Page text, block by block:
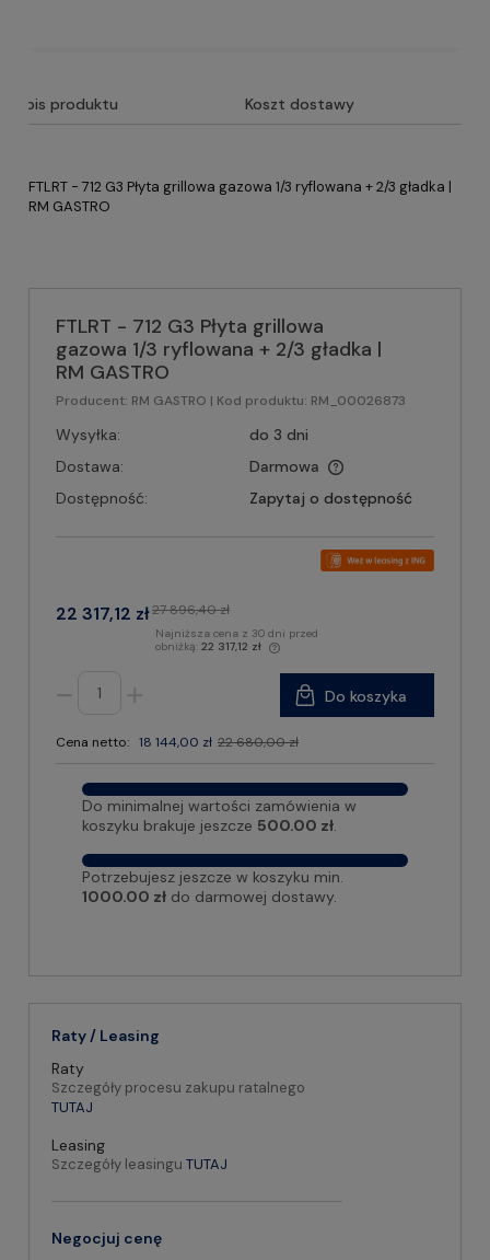
Opis produktu Koszt dostawy
FTLRT - 712 G3 Płyta grillowa gazowa 1/3 ryflowana + 2/3 gładka |
RM GASTRO
FTLRT - 712 G3 Płyta grillowa
gazowa 1/3 ryflowana + 2/3 gładka |
RM GASTRO
Producent: RM GASTRO | Kod produktu: RM_00026873
Wysyłka:
do 3 dni
Dostawa:
Darmowa
Dostępność:
Zapytaj o dostępność
22 317,12 zł27 896,40 zł
Najniższa cena z 30 dni przed
obniżką: 22 317,12 zł
Cena netto: 18 144,00 zł 22 680,00 zł
Do koszyka
Do minimalnej wartości zamówienia w
koszyku brakuje jeszcze 500.00 zł.
Potrzebujesz jeszcze w koszyku min.
1000.00 zł do darmowej dostawy.
Raty / Leasing
Raty
Szczegóły procesu zakupu ratalnego
TUTAJ
Leasing
Szczegóły leasingu TUTAJ
Negocjuj cenę